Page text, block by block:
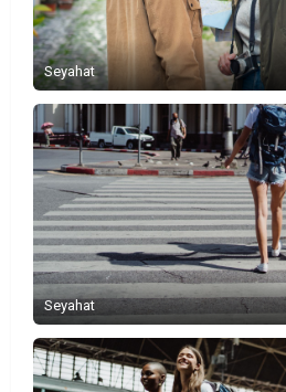
Seyahat
Seyahat